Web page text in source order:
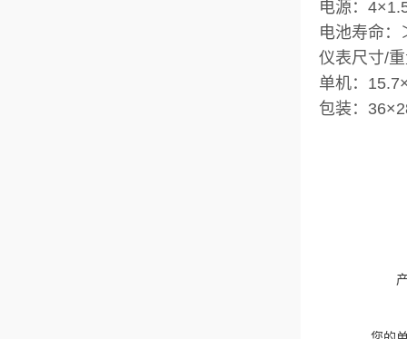
电源：
电池寿命：
仪表尺寸/
单机：
包装：